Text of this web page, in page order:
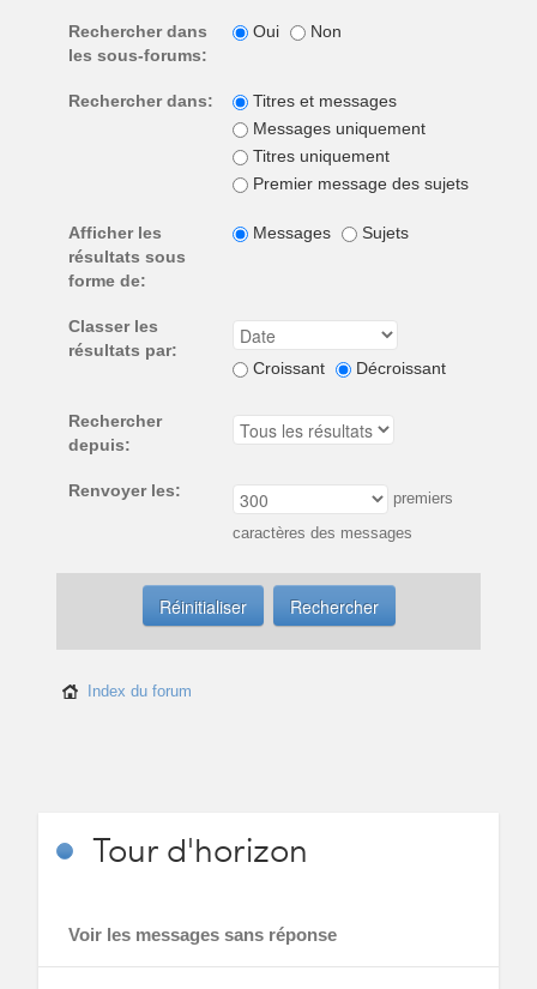
Rechercher dans
les sous-forums:
Oui Non
Rechercher dans:
Titres et messages
Messages uniquement
Titres uniquement
Premier message des sujets
Afficher les
résultats sous
forme de:
Messages Sujets
Classer les
résultats par:
Croissant
Décroissant
Rechercher
depuis:
Renvoyer les: premiers
caractères des messages
Index du forum
Tourd'horizon
Voir les messages sans réponse